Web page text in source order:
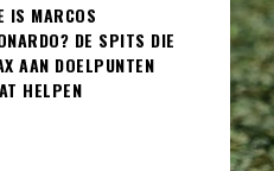
IS MARCOS
DE SPITS DIE
AAN DOELPUNTEN
HELPEN